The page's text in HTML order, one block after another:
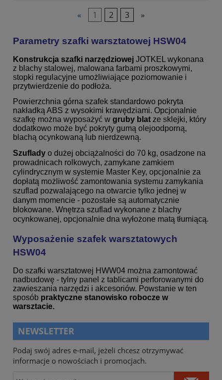
« 1 2 3 »
Parametry szafki warsztatowej HSW04
Konstrukcja szafki narzędziowej JOTKEL wykonana
z blachy stalowej, malowana farbami proszkowymi,
stopki regulacyjne umożliwiające poziomowanie i
przytwierdzenie do podłoża.
Powierzchnia górna szafek standardowo pokryta
nakładką ABS z wysokimi krawędziami. Opcjonalnie
szafkę można wyposażyć w gruby blat ze sklejki, który
dodatkowo może być pokryty gumą olejoodporną,
blachą ocynkowaną lub nierdzewną.
Szuflady o dużej obciążalności do 70 kg, osadzone na
prowadnicach rolkowych, zamykane zamkiem
cylindrycznym w systemie Master Key, opcjonalnie za
dopłatą możliwość zamontowania systemu zamykania
szuflad pozwalającego na otwarcie tylko jednej w
danym momencie - pozostałe są automatycznie
blokowane. Wnętrza szuflad wykonane z blachy
ocynkowanej, opcjonalnie dna wyłożone matą tłumiącą.
Wyposażenie szafek warsztatowych
HSW04
Do szafki warsztatowej HWW04 można zamontować
nadbudowę - tylny panel z tablicami perforowanymi do
zawieszania narzędzi i akcesoriów. Powstanie w ten
sposób praktyczne stanowisko robocze w
warsztacie.
NEWSLETTER
Podaj swój adres e-mail, jeżeli chcesz otrzymywać
informacje o nowościach i promocjach.